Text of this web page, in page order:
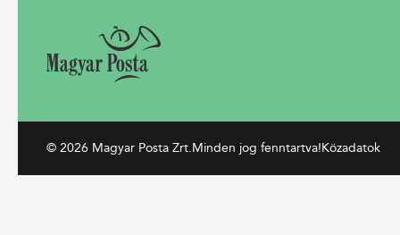
© 2026 Magyar Posta Zrt.Minden jog fenntartva!Közadatok